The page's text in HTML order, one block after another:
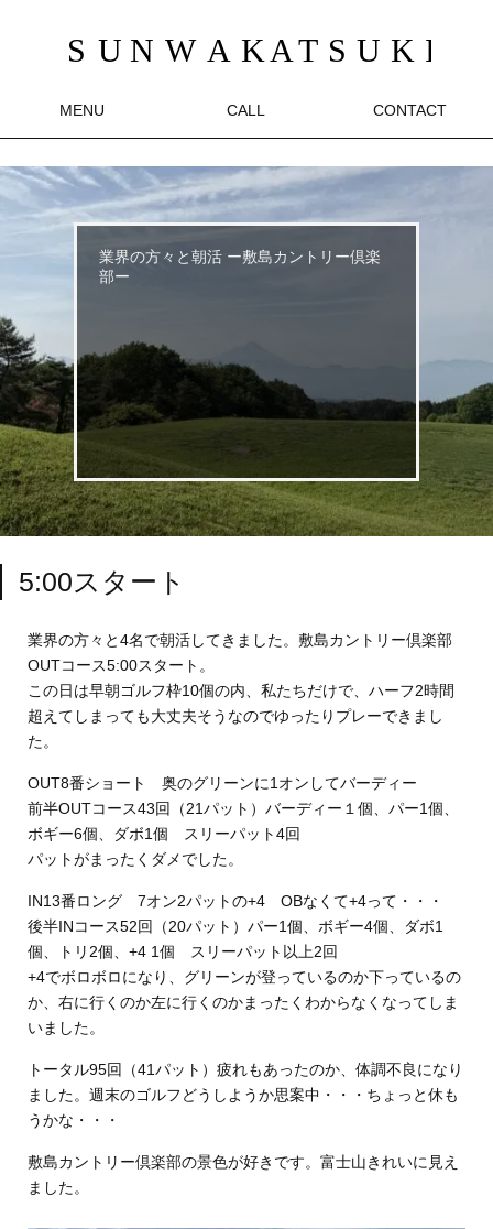
MENU CALL CONTACT
業界の方々と朝活 ー敷島カントリー倶楽
部ー
5:00スタート
業界の方々と4名で朝活してきました。敷島カントリー倶楽部
OUTコース5:00スタート。
この日は早朝ゴルフ枠10個の内、私たちだけで、ハーフ2時間
超えてしまっても大丈夫そうなのでゆったりプレーできまし
た。
OUT8番ショート 奥のグリーンに1オンしてバーディー
前半OUTコース43回（21パット）バーディー１個、パー1個、
ボギー6個、ダボ1個 スリーパット4回
パットがまったくダメでした。
IN13番ロング 7オン2パットの+4 OBなくて+4って・・・
後半INコース52回（20パット）パー1個、ボギー4個、ダボ1
個、トリ2個、+4 1個 スリーパット以上2回
+4でボロボロになり、グリーンが登っているのか下っているの
か、右に行くのか左に行くのかまったくわからなくなってしま
いました。
トータル95回（41パット）疲れもあったのか、体調不良になり
ました。週末のゴルフどうしようか思案中・・・ちょっと休も
うかな・・・
敷島カントリー倶楽部の景色が好きです。富士山きれいに見え
ました。